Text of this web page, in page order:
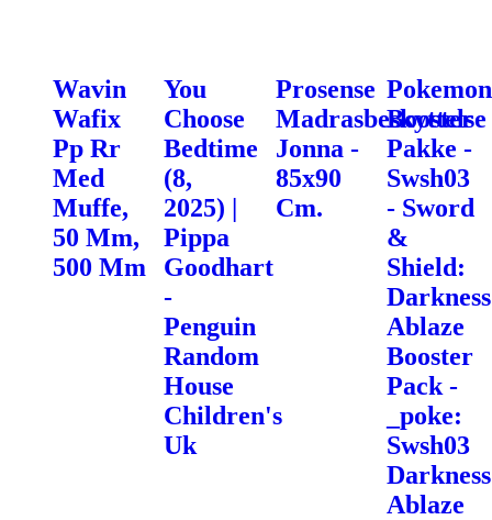
Wavin
Wafix
Pp Rr
Med
Muffe,
50 Mm,
500 Mm
You
Choose
Bedtime
(8,
2025) |
Pippa
Goodhart
-
Penguin
Random
House
Children's
Uk
Prosense
Madrasbeskyttelse
Jonna -
85x90
Cm.
Pokemon
Booster
Pakke -
Swsh03
- Sword
&
Shield:
Darkness
Ablaze
Booster
Pack -
_poke:
Swsh03
Darkness
Ablaze